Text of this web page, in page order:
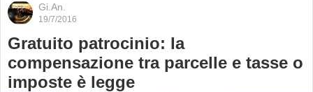
Gi.An.
19/7/2016
Gratuito patrocinio: la
compensazione tra parcelle e tasse o
imposte è legge